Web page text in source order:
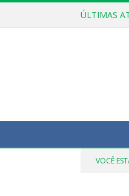
ÚLTIMAS
VOCÊ